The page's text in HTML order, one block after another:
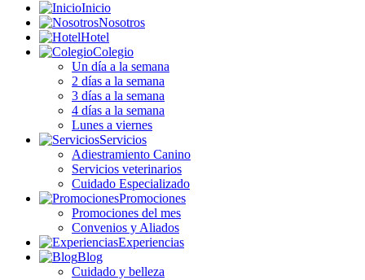
Inicio
Nosotros
Hotel
Colegio
Un día a la semana
2 días a la semana
3 días a la semana
4 días a la semana
Lunes a viernes
Servicios
Adiestramiento Canino
Servicios veterinarios
Cuidado Especializado
Promociones
Promociones del mes
Convenios y Aliados
Experiencias
Blog
Cuidado y belleza